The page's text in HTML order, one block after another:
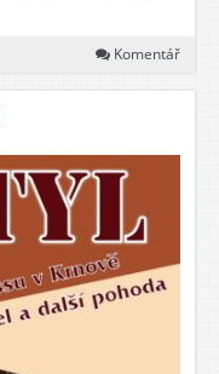
Komentář